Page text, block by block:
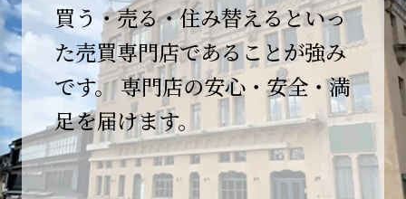
平素より格別のご愛顧を賜り、誠にありがとう
ございます。
誠に勝手ながら、弊社開業10周年イベント開催
の為、
４月２６日(日)は臨時休業とさせていただきま
す。
これもひとえに皆様のご支援の賜物と、心より感謝申し上
げます。
買う・売る・住み替えるといっ
た売買専門店であることが強み
です。 専門店の安心・安全・満
足を届けます。